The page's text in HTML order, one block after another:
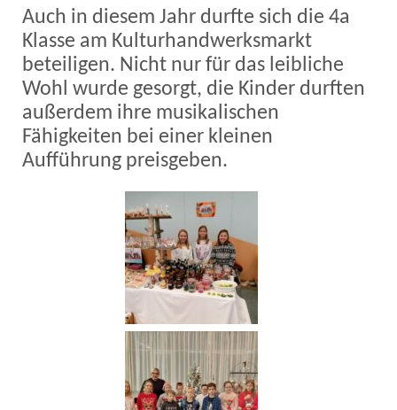
Auch in diesem Jahr durfte sich die 4a
Klasse am Kulturhandwerksmarkt
beteiligen. Nicht nur für das leibliche
Wohl wurde gesorgt, die Kinder durften
außerdem ihre musikalischen
Fähigkeiten bei einer kleinen
Aufführung preisgeben.